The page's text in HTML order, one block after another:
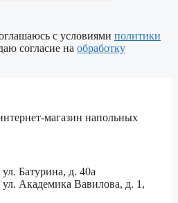
с условиями политики
согласие на обработку
магазин напольных
Батурина, д. 40а
ул. Академика Вавилова, д. 1,